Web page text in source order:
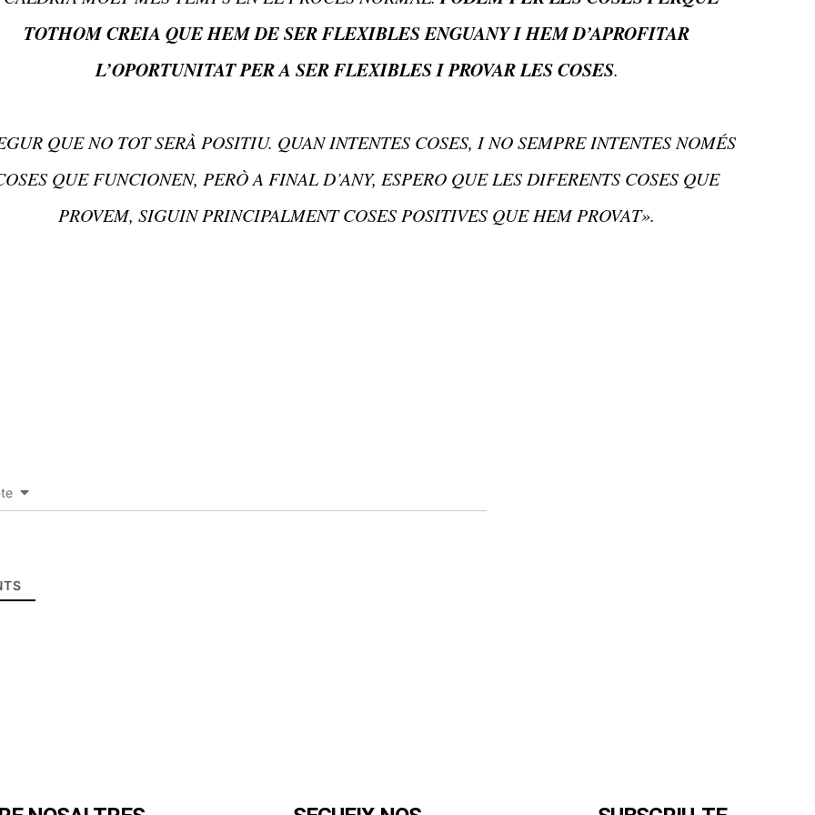
TOTHOM CREIA QUE HEM DE SER FLEXIBLES ENGUANY I HEM D’APROFITAR
L’OPORTUNITAT PER A SER FLEXIBLES I PROVAR LES COSES.
QUE NO TOT SERÀ POSITIU. QUAN INTENTES COSES, I NO SEMPRE INTENTES NOMÉS
QUE FUNCIONEN, PERÒ A FINAL D’ANY, ESPERO QUE LES DIFERENTS COSES QUE
PROVEM, SIGUIN PRINCIPALMENT COSES POSITIVES QUE HEM PROVAT».